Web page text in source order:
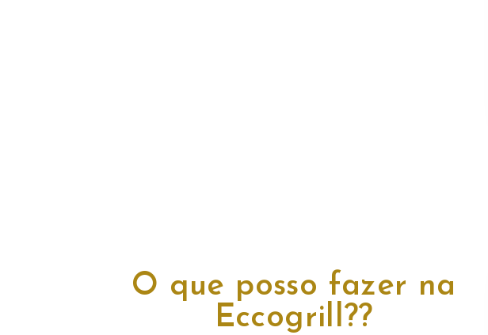
O que posso fazer na
Eccogrill??